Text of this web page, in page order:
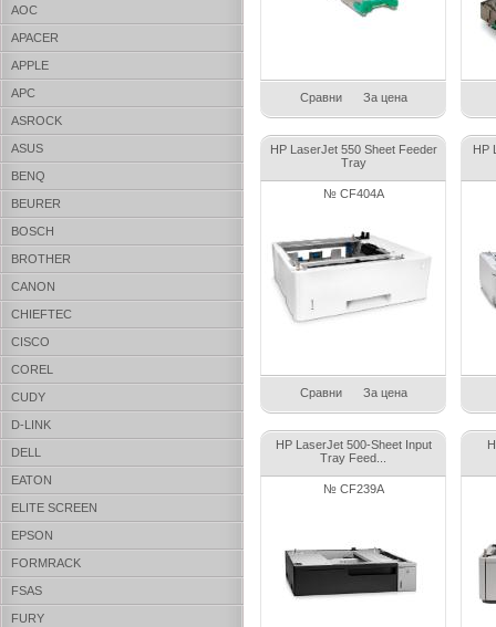
AOC
APACER
APPLE
APC
ASROCK
ASUS
BENQ
BEURER
BOSCH
BROTHER
CANON
CHIEFTEC
CISCO
COREL
CUDY
D-LINK
DELL
EATON
ELITE SCREEN
EPSON
FORMRACK
FSAS
FURY
Сравни За цена
HP LaserJet 550 Sheet Feeder
Tray
№ CF404A
Сравни За цена
HP
HP LaserJet 500-Sheet Input
Tray Feed...
№ CF239A